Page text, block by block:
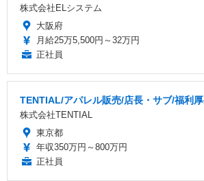
株式会社ELシステム
大阪府
月給25万5,500円～32万円
正社員
TENTIAL/アパレル販売/店長・サブ/福利
株式会社TENTIAL
東京都
年収350万円～800万円
正社員